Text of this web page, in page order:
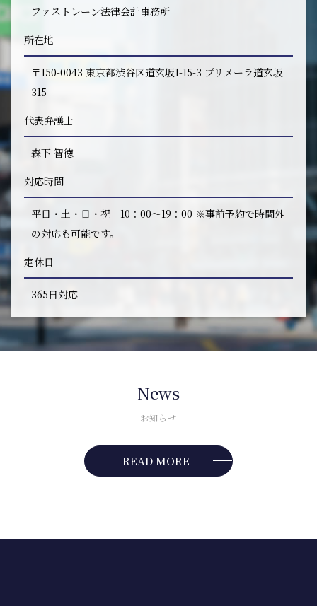
ファストレーン法律会計事務所
所在地
〒150-0043 東京都渋谷区道玄坂1-15-3 プリメーラ道玄坂
315
代表弁護士
森下 智徳
対応時間
平日・土・日・祝 10：00～19：00 ※事前予約で時間外
の対応も可能です。
定休日
365日対応
News
お知らせ
READ MORE